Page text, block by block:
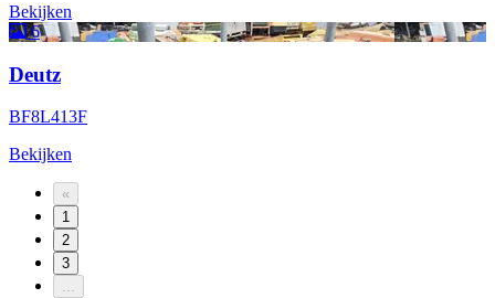
Bekijken
6
Deutz
BF8L413F
Bekijken
«
1
2
3
...